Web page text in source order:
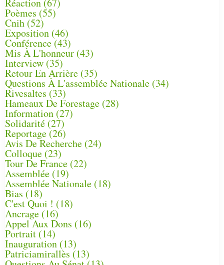
Poèmes (55)
Cnih (52)
Exposition (46)
Conférence(43)
Mis À L'honneur (43)
Interview (35)
Retour En Arrière (35)
Questions À L'assemblée Nationale (34)
Rivesaltes (33)
Hameaux De Forestage (28)
Information (27)
Solidarité (27)
Reportage(26)
Avis De Recherche (24)
Colloque (23)
Tour De France (22)
Assemblée (19)
Assemblée Nationale (18)
Bias (18)
C'est Quoi ! (18)
Ancrage (16)
Appel Aux Dons (16)
Portrait (14)
Inauguration (13)
Patriciamirallès (13)